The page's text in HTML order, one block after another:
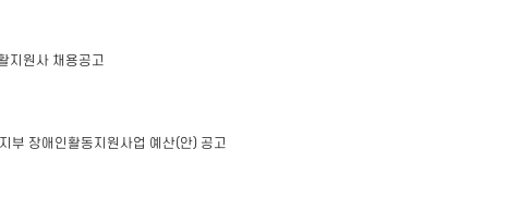
지원사 채용공고
부 장애인활동지원사업 예산(안) 공고